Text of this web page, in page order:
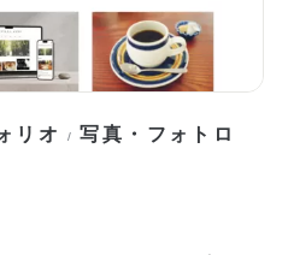
リオ /写真・フォトロ